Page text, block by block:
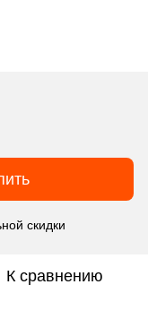
скидки
К сравнению